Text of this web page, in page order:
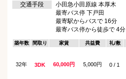
交通手段
小田急小田原線 本厚木
最寄バス停 下戸田
最寄駅からバスで 16分
最寄バス停から徒歩で 4分
築年数 間取り 家賃 共益費 礼/敷
32年 3DK 60,000円 5,000円 0 / 1